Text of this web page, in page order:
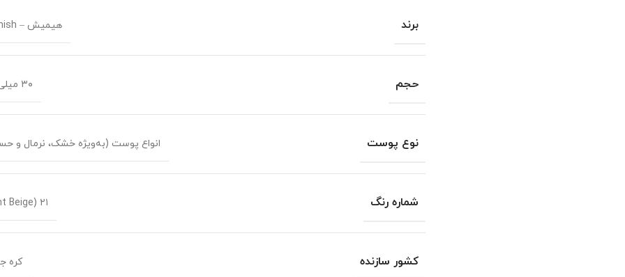
برند هیمیش – Heimish
حجم ۳۰ میلی‌لیتر
نوع پوست انواع پوست (به‌ویژه خشک، نرمال و
شماره رنگ ۲۱ (Light Beige)
کشور سازنده کره